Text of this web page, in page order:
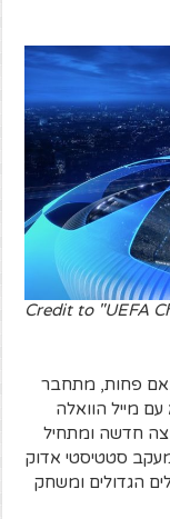
Credit to "UEFA
פחות, מתחבר
מייל הוואלה
ממציא קבוצה חדשה ומתחיל
סטטיסטי אדוק
הגדולים ומשחק